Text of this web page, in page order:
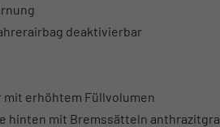
deaktivierbar
erhöhtem Füllvolumen
hinten mit Bremssätteln